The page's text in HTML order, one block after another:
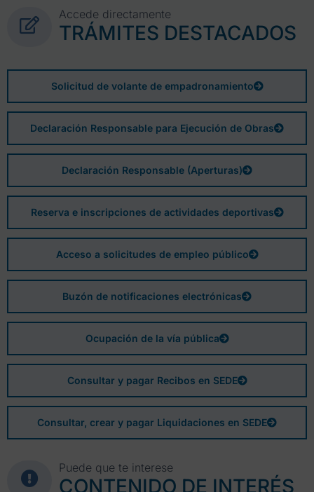
Accede directamente
TRÁMITES DESTACADOS
Solicitud de volante de empadronamiento
Declaración Responsable para Ejecución de Obras
Declaración Responsable (Aperturas)
Reserva e inscripciones de actividades deportivas
Acceso a solicitudes de empleo público
Buzón de notificaciones electrónicas
Ocupación de la vía pública
Consultar y pagar Recibos en SEDE
Consultar, crear y pagar Liquidaciones en SEDE
Puede que te interese
CONTENIDO DE INTERÉS